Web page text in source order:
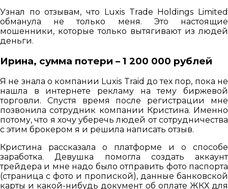
Узнал по отзывам, что Luxis Trade Holdings Limited
обманула не только меня. Это настоящие
мошенники, которые только вытягивают из людей
деньги.
Ирина, сумма потери – 1 200 000 рублей
Я не знала о компании Luxis Traid до тех пор, пока не
нашла в интернете рекламу на тему биржевой
торговли. Спустя время после регистрации мне
позвонила сотрудник компании Кристина. Именно
потому, что я хочу уберечь людей от сотрудничества
с этим брокером я и решила написать отзыв.
Кристина рассказала о платформе и о способе
заработка. Девушка помогла создать аккаунт
трейдера и мне надо было отправить фото паспорта
(страница с фото и пропиской), данные банковской
карты и какой-нибудь документ об оплате ЖКХ для